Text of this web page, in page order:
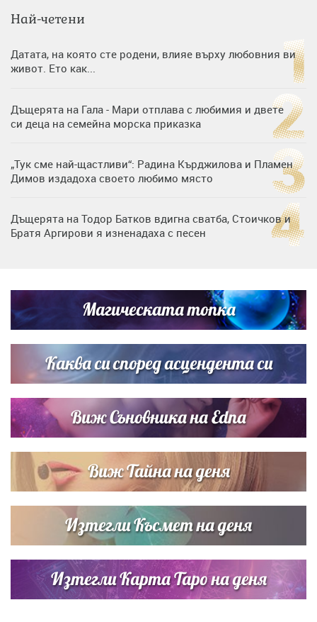
Най-четени
Датата, на която сте родени, влияе върху любовния ви
живот. Ето как...
Дъщерята на Гала - Мари отплава с любимия и двете
си деца на семейна морска приказка
„Тук сме най-щастливи“: Радина Кърджилова и Пламен
Димов издадоха своето любимо място
Дъщерята на Тодор Батков вдигна сватба, Стоичков и
Братя Аргирови я изненадаха с песен
Списъкът е ясен: Джей Ло и Риана във ВИП гостите на
сватбата на Роналдо
Магическата топка
Каква си според асцендента си
Виж Съновника на Edna
Виж Тайна на деня
Изтегли Късмет на деня
Изтегли Карта Таро на деня